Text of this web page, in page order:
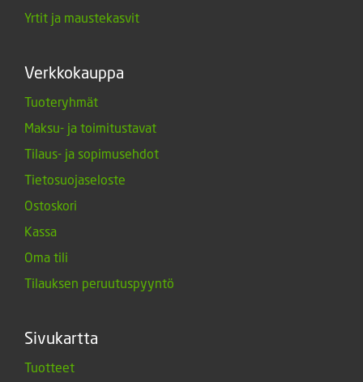
Yrtit ja maustekasvit
Verkkokauppa
Tuoteryhmät
Maksu- ja toimitustavat
Tilaus- ja sopimusehdot
Tietosuojaseloste
Ostoskori
Kassa
Oma tili
Tilauksen peruutuspyyntö
Sivukartta
Tuotteet